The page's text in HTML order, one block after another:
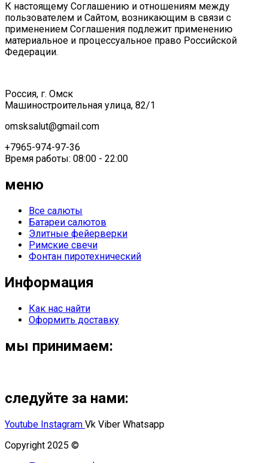
К настоящему Соглашению и отношениям между
пользователем и Сайтом, возникающим в связи с
применением Соглашения подлежит применению
материальное и процессуальное право Российской
Федерации.
Россия, г. Омск
Машиностроительная улица, 82/1
omsksalut@gmail.com
+7965-974-97-36
Время работы: 08:00 - 22:00
меню
Все салюты
Батареи салютов
Элитные фейерверки
Римские свечи
Фонтан пиротехнический
Информация
Как нас найти
Оформить доставку
мы принимаем:
следуйте за нами:
Youtube Instagram Vk Viber Whatsapp
Copyright 2025 ©